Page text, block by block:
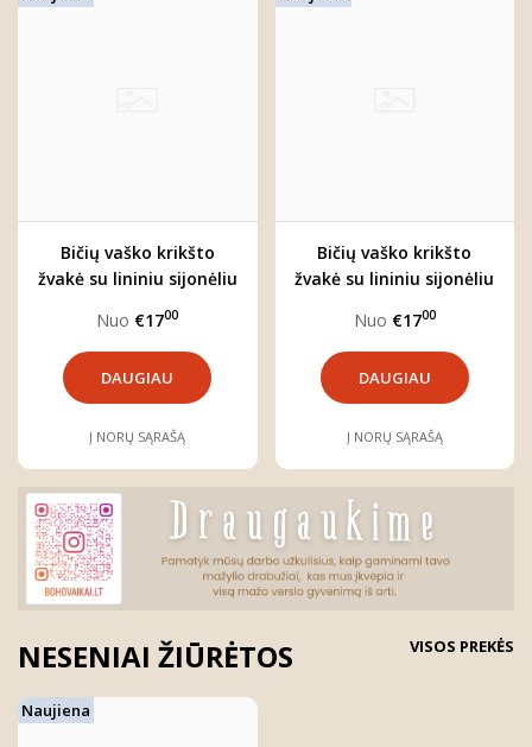
Bičių vaško krikšto
žvakė su lininiu sijonėliu
Nuo €1700
DAUGIAU
Į NORŲ SĄRAŠĄ
Bičių vaško krikšto
žvakė su lininiu sijonėliu
Nuo €1700
DAUGIAU
Į NORŲ SĄRAŠĄ
NESENIAI ŽIŪRĖTOS VISOS PREKĖS
Naujiena